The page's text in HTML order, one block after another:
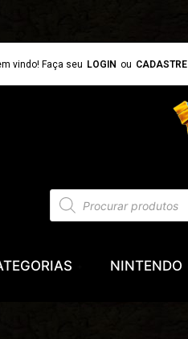
vindo! Faça seu LOGIN ou
NINTENDO